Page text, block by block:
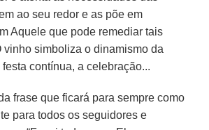
ao seu redor e as põe em
Aquele que pode remediar tais
vinho simboliza o dinamismo da
contínua, a celebração...
frase que ficará para sempre como
para todos os seguidores e